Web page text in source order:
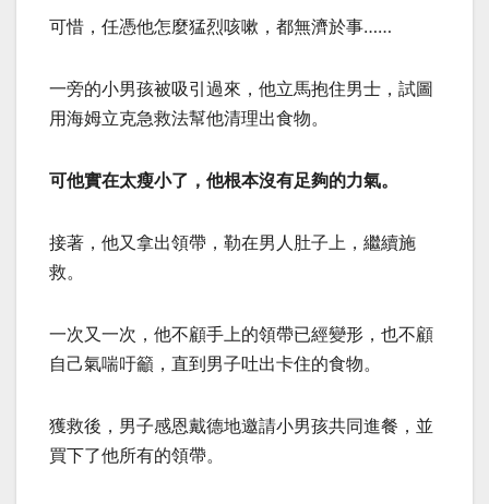
可惜，任憑他怎麼猛烈咳嗽，都無濟於事……
一旁的小男孩被吸引過來，他立馬抱住男士，試圖
用海姆立克急救法幫他清理出食物。
可他實在太瘦小了，他根本沒有足夠的力氣。
接著，他又拿出領帶，勒在男人肚子上，繼續施
救。
一次又一次，他不顧手上的領帶已經變形，也不顧
自己氣喘吁籲，直到男子吐出卡住的食物。
獲救後，男子感恩戴德地邀請小男孩共同進餐，並
買下了他所有的領帶。